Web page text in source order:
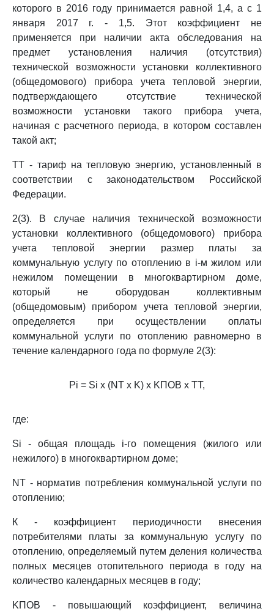
которого в 2016 году принимается равной 1,4, а с 1
января 2017 г. - 1,5. Этот коэффициент не
применяется при наличии акта обследования на
предмет установления наличия (отсутствия)
технической возможности установки коллективного
(общедомового) прибора учета тепловой энергии,
подтверждающего отсутствие технической
возможности установки такого прибора учета,
начиная с расчетного периода, в котором составлен
такой акт;
TT - тариф на тепловую энергию, установленный в
соответствии с законодательством Российской
Федерации.
2(3). В случае наличия технической возможности
установки коллективного (общедомового) прибора
учета тепловой энергии размер платы за
коммунальную услугу по отоплению в i-м жилом или
нежилом помещении в многоквартирном доме,
который не оборудован коллективным
(общедомовым) прибором учета тепловой энергии,
определяется при осуществлении оплаты
коммунальной услуги по отоплению равномерно в
течение календарного года по формуле 2(3):
Pi = Si x (NT x K) x KПОВ x TT,
где:
Si - общая площадь i-го помещения (жилого или
нежилого) в многоквартирном доме;
NT - норматив потребления коммунальной услуги по
отоплению;
К - коэффициент периодичности внесения
потребителями платы за коммунальную услугу по
отоплению, определяемый путем деления количества
полных месяцев отопительного периода в году на
количество календарных месяцев в году;
KПОВ - повышающий коэффициент, величина